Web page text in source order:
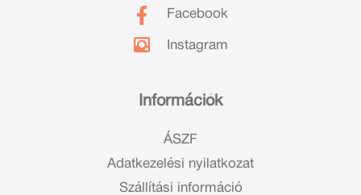
Információk
ÁSZF
Adatkezelési nyilatkozat
Szállítási információ
Facebook
Instagram